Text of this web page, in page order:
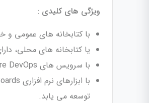
ویژگی های کلیدی :
با کتابخانه های عمومی
یا کتابخانه های محلی،
با سرویس های GitHub Enterprise, GitLab Self-Managed, Bitbucket Server, Azure DevOps قابل ادغام است.
توسعه می یابد.